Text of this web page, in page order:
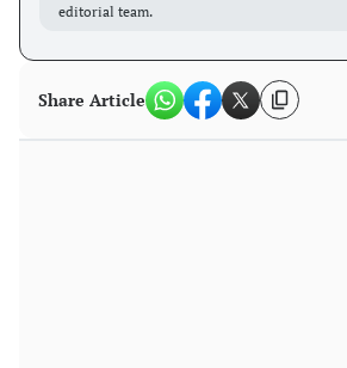
editorial team.
Share Article